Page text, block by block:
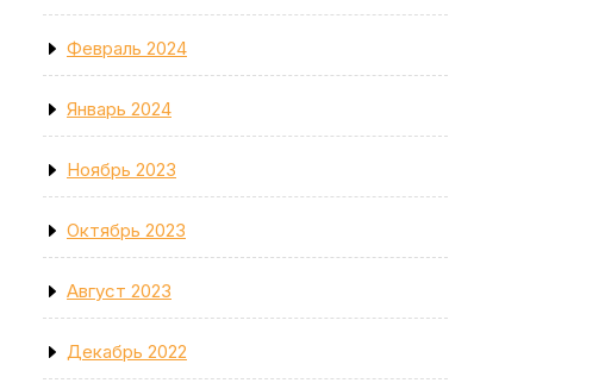
Февраль 2024
Январь 2024
Ноябрь 2023
Октябрь 2023
Август 2023
Декабрь 2022